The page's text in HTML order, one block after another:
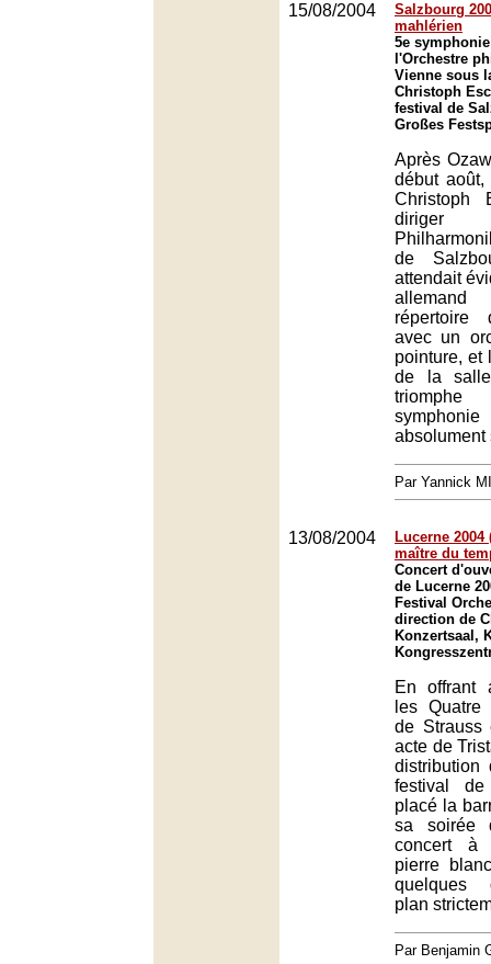
15/08/2004
Salzbourg
mahlérien
5e
l'Orchestre
Vienne sous
Christoph
festival de
Großes
Après
début
Christoph
diriger
de
attendait
répertoire
avec un
pointure, et
de la
absolument
Par Yannick
13/08/2004
Lucerne 2004
maître du
Concert
de Lucerne
Festival
direction de
Konzertsaal,
En offrant
les Quatre
de Strauss
acte de
distribution
festival
placé la
sa soirée
concert à
pierre
quelques
plan
Par Benjamin